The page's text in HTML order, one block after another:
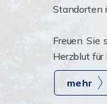
Standorten
Freuen Sie
Herzblut für
mehr